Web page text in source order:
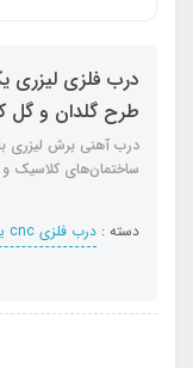
طرح گلدان و گل
درب آهنی برش لیزری
ساختمان‌های کلاسیک و
دسته : درب فلزی cnc یک و نیم لنگه